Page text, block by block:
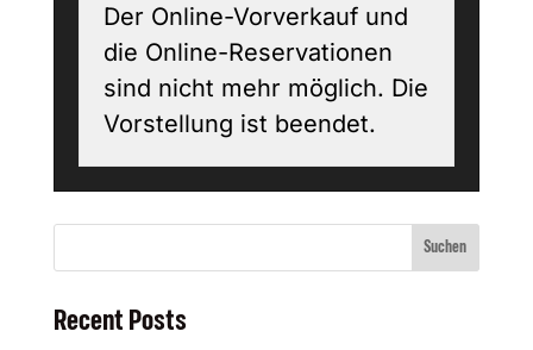
Der Online-Vorverkauf und
die Online-Reservationen
sind nicht mehr möglich. Die
Vorstellung ist beendet.
Suchen
Recent Posts